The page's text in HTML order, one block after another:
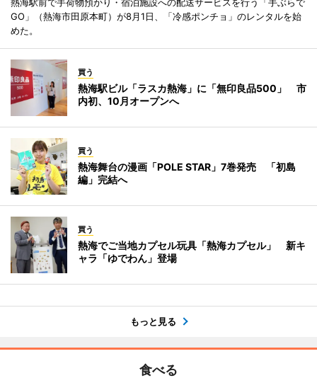
GO」（熱海市田原本町）が8月1日、「冷感ポンチョ」のレンタルを始
めた。
買う
熱海駅ビル「ラスカ熱海」に「無印良品500」 市
内初、10月オープンへ
買う
熱海舞台の漫画「POLE STAR」7巻発売 「初島
編」完結へ
買う
熱海でご当地カプセル玩具「熱海カプセル」 新キ
ャラ「ゆでわん」登場
もっと見る
食べる